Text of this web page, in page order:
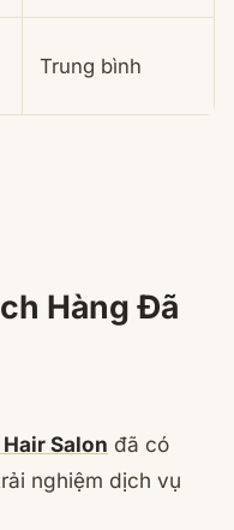
Trung bình
Hàng Đã
Salon đã có
nghiệm dịch vụ